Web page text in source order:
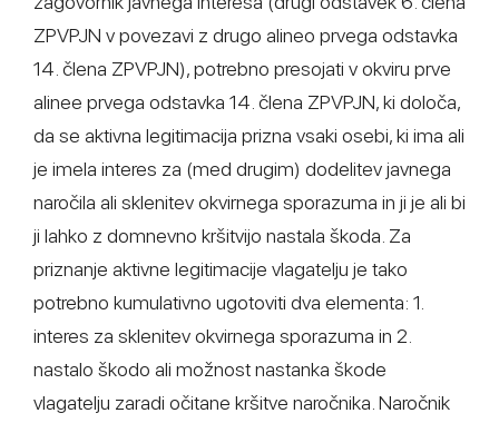
ZPVPJN v povezavi z drugo alineo prvega odstavka
14. člena ZPVPJN), potrebno presojati v okviru prve
alinee prvega odstavka 14. člena ZPVPJN, ki določa,
da se aktivna legitimacija prizna vsaki osebi, ki ima ali
je imela interes za (med drugim) dodelitev javnega
naročila ali sklenitev okvirnega sporazuma in ji je ali bi
ji lahko z domnevno kršitvijo nastala škoda. Za
priznanje aktivne legitimacije vlagatelju je tako
potrebno kumulativno ugotoviti dva elementa: 1.
interes za sklenitev okvirnega sporazuma in 2.
nastalo škodo ali možnost nastanka škode
vlagatelju zaradi očitane kršitve naročnika. Naročnik